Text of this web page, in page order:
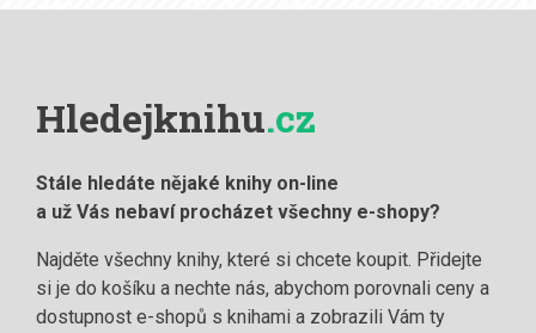
Hledejknihu.cz
Stále hledáte nějaké knihy on-line
a už Vás nebaví procházet všechny e-shopy?
Najděte všechny knihy, které si chcete koupit. Přidejte
si je do košíku a nechte nás, abychom porovnali ceny a
dostupnost e-shopů s knihami a zobrazili Vám ty